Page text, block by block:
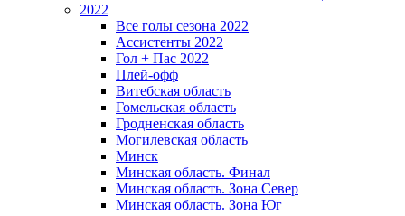
2022
Все голы сезона 2022
Ассистенты 2022
Гол + Пас 2022
Плей-офф
Витебская область
Гомельская область
Гродненская область
Могилевская область
Минск
Mинская область. Финал
Минская область. Зона Север
Минская область. Зона Юг